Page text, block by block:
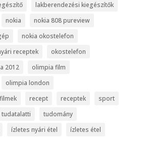
lakberendezési kiegészítők
nokia
nokia 808 pureview
nokia okostelefon
receptek
okostelefon
2012
olimpia film
olimpia london
recept receptek
sport
tudatalatti
tudomány
ízletes nyári étel ízletes étel